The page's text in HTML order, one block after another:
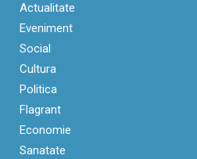
Actualitate
Eveniment
Social
Cultura
Politica
Flagrant
Economie
Sanatate